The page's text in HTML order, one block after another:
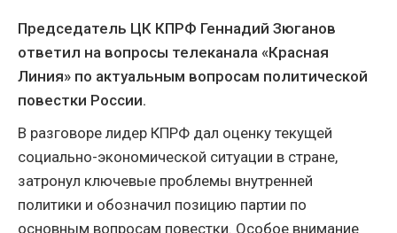
Председатель ЦК КПРФ Геннадий Зюганов
ответил на вопросы телеканала «Красная
Линия» по актуальным вопросам политической
повестки России.
В разговоре лидер КПРФ дал оценку текущей
социально-экономической ситуации в стране,
затронул ключевые проблемы внутренней
политики и обозначил позицию партии по
основным вопросам повестки. Особое внимание